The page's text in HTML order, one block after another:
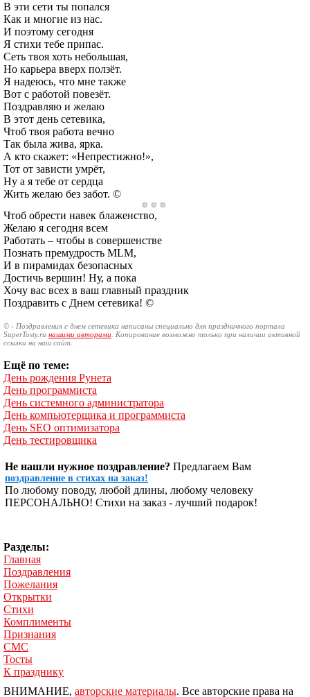
В эти сети ты попался
Как и многие из нас.
И поэтому сегодня
Я стихи тебе припас.
Сеть твоя хоть небольшая,
Но карьера вверх ползёт.
Я надеюсь, что мне также
Вот с работой повезёт.
Поздравляю и желаю
В этот день сетевика,
Чтоб твоя работа вечно
Так была жива, ярка.
А кто скажет: «Непрестижно!»,
Тот от зависти умрёт,
Ну а я тебе от сердца
Жить желаю без забот. ©
Чтоб обрести навек блаженство,
Желаю я сегодня всем
Работать – чтобы в совершенстве
Познать премудрость MLM,
И в пирамидах безопасных
Достичь вершин! Ну, а пока
Хочу вас всех в ваш главный праздник
Поздравить с Днем сетевика! ©
© - Поздравления с днем сетевика написаны специально для праздничного портала
SuperTosty.ru нашими авторами . Копирование возможно только при наличии активной
ссылки на наш сайт.
Ещё по теме:
День рождения Рунета
День программиста
День системного администратора
День компьютерщика и программиста
День SEO оптимизатора
День тестировщика
Не нашли нужное поздравление? Предлагаем Вам
поздравление в стихах на заказ!
По любому поводу, любой длины, любому человеку
ПЕРСОНАЛЬНО! Стихи на заказ - лучший подарок!
Разделы:
Главная
Поздравления
Пожелания
Открытки
Стихи
Комплименты
Признания
СМС
Тосты
К празднику
ВНИМАНИЕ, авторские материалы. Все авторские права на